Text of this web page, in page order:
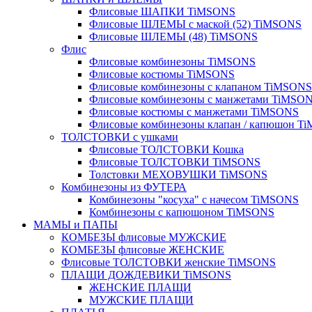
Флисовые ШАПКИ TiMSONS
Флисовые ШЛЕМЫ с маской (52) TiMSONS
Флисовые ШЛЕМЫ (48) TiMSONS
Флис
Флисовые комбинезоны TiMSONS
Флисовые костюмы TiMSONS
Флисовые комбинезоны с клапаном TiMSONS
Флисовые комбинезоны с манжетами
Флисовые костюмы с манжетами TiMSONS
Флисовые комбинезоны клапан / капюшон
ТОЛСТОВКИ с ушками
Флисовые ТОЛСТОВКИ Кошка
Флисовые ТОЛСТОВКИ TiMSONS
Толстовки МЕХОВУШКИ TiMSONS
Комбинезоны из ФУТЕРА
Комбинезоны "косуха" с начесом TiMSONS
Комбинезоны с капюшоном TiMSONS
МАМЫ и ПАПЫ
КОМБЕЗЫ флисовые МУЖСКИЕ
КОМБЕЗЫ флисовые ЖЕНСКИЕ
Флисовые ТОЛСТОВКИ женские TiMSONS
ПЛАЩИ ДОЖДЕВИКИ TiMSONS
ЖЕНСКИЕ ПЛАЩИ
МУЖСКИЕ ПЛАЩИ